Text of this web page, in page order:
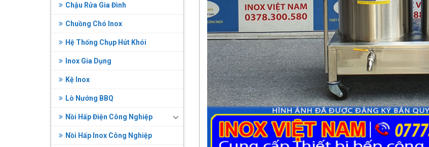
Chậu Rửa Gia Đình
Chuồng Chó Inox
Hệ Thống Chụp Hút Khói
Inox Gia Dụng
Kệ Inox
Lò Nướng BBQ
Nồi Hấp Điện Công Nghiệp
Nồi Hấp Inox Công Nghiệp